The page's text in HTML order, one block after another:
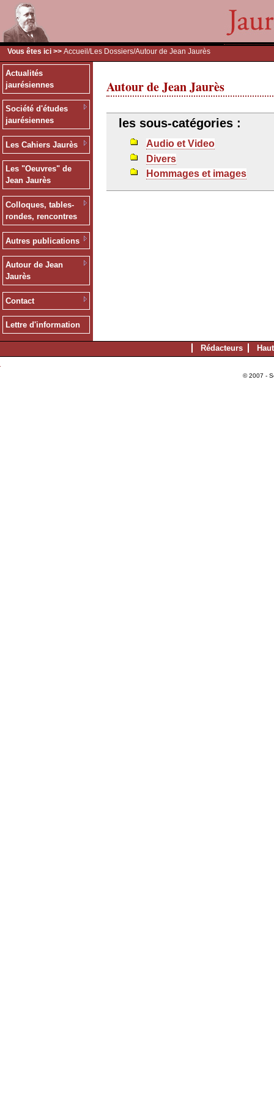
Vous êtes ici >> Accueil /Les Dossiers/Autour de Jean Jaurès
Actualités
jaurésiennes
Société d'études
jaurésiennes
Les Cahiers Jaurès
Les "Oeuvres" de
Jean Jaurès
Colloques, tables-
rondes, rencontres
Autres publications
Autour de Jean
Jaurès
Contact
Lettre d'information
Autour de Jean Jaurès
les sous-catégories :
Audio et Video
Divers
Hommages et images
Rédacteurs
© 2007 -